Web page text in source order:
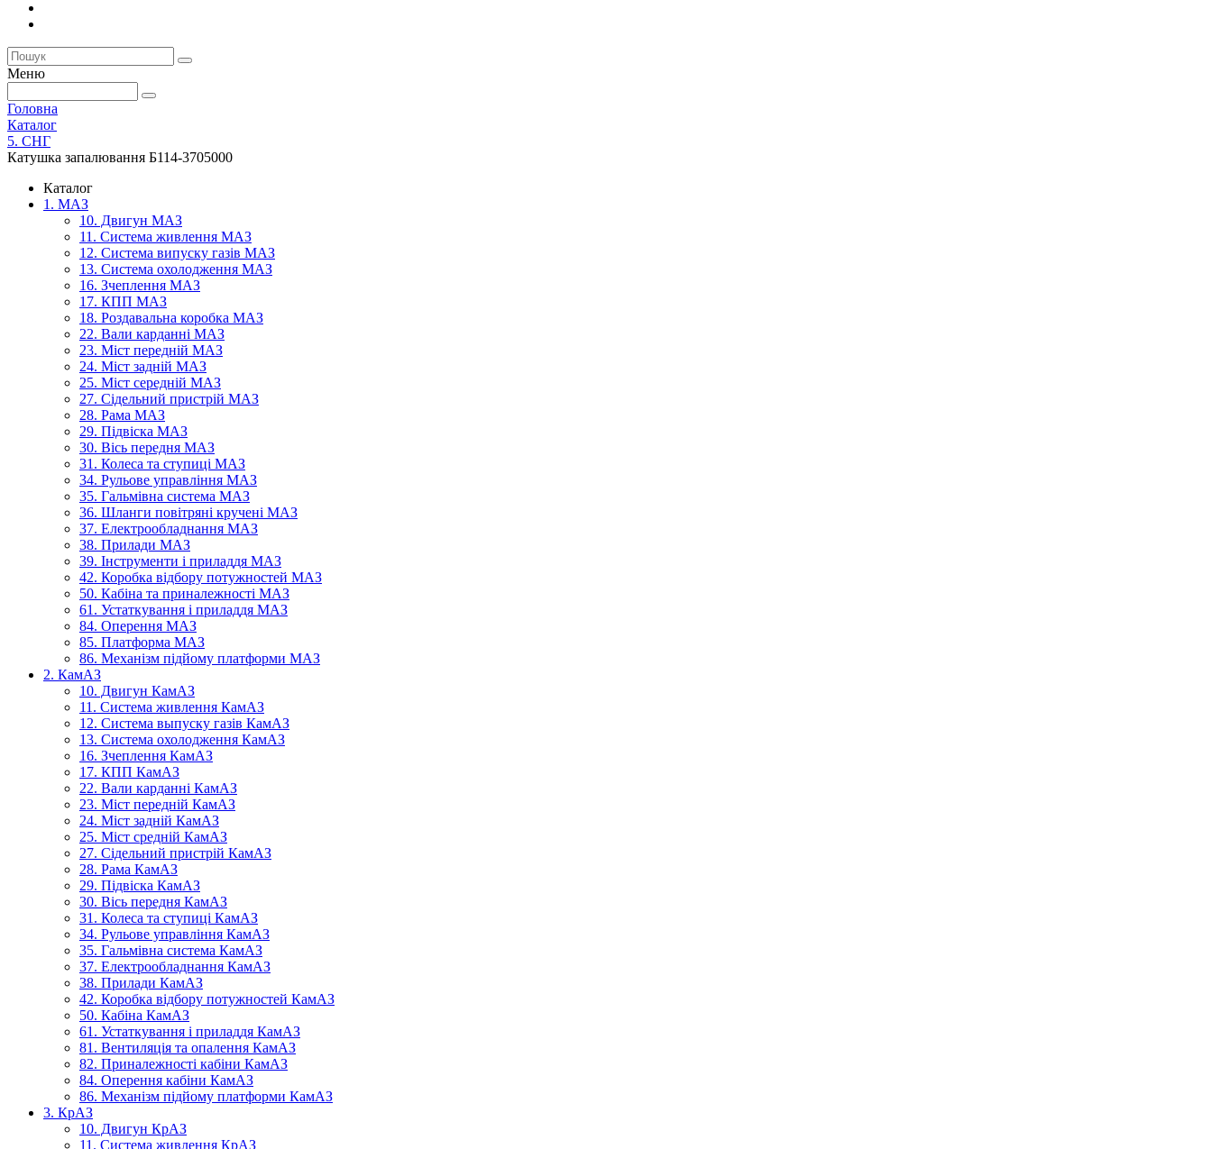
Меню
Головна
Каталог
5. СНГ
Катушка запалювання Б114-3705000
Каталог
1. МАЗ
10. Двигун МАЗ
11. Система живлення МАЗ
12. Система випуску газів МАЗ
13. Система охолодження МАЗ
16. Зчеплення МАЗ
17. КПП МАЗ
18. Роздавальна коробка МАЗ
22. Вали карданні МАЗ
23. Міст передній МАЗ
24. Міст задній МАЗ
25. Міст середній МАЗ
27. Сідельний пристрій МАЗ
28. Рама МАЗ
29. Підвіска МАЗ
30. Вісь передня МАЗ
31. Колеса та ступиці МАЗ
34. Рульове управління МАЗ
35. Гальмівна система МАЗ
36. Шланги повітряні кручені МАЗ
37. Електрообладнання МАЗ
38. Прилади МАЗ
39. Інструменти і приладдя МАЗ
42. Коробка відбору потужностей МАЗ
50. Кабіна та приналежності МАЗ
61. Устаткування і приладдя МАЗ
84. Оперення МАЗ
85. Платформа МАЗ
86. Механізм підйому платформи МАЗ
2. КамАЗ
10. Двигун КамАЗ
11. Система живлення КамАЗ
12. Система выпуску газів КамАЗ
13. Система охолодження КамАЗ
16. Зчеплення КамАЗ
17. КПП КамАЗ
22. Вали карданні КамАЗ
23. Міст передній КамАЗ
24. Міст задній КамАЗ
25. Міст средній КамАЗ
27. Сідельний пристрій КамАЗ
28. Рама КамАЗ
29. Підвіска КамАЗ
30. Вісь передня КамАЗ
31. Колеса та ступиці КамАЗ
34. Рульове управління КамАЗ
35. Гальмівна система КамАЗ
37. Електрообладнання КамАЗ
38. Прилади КамАЗ
42. Коробка відбору потужностей КамАЗ
50. Кабіна КамАЗ
61. Устаткування і приладдя КамАЗ
81. Вентиляція та опалення КамАЗ
82. Приналежності кабіни КамАЗ
84. Оперення кабіни КамАЗ
86. Механізм підйому платформи КамАЗ
3. КрАЗ
10. Двигун КрАЗ
11. Система живлення КрАЗ